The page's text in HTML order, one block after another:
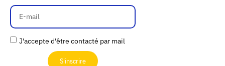
J'accepte d'être contacté par mail
S'inscrire